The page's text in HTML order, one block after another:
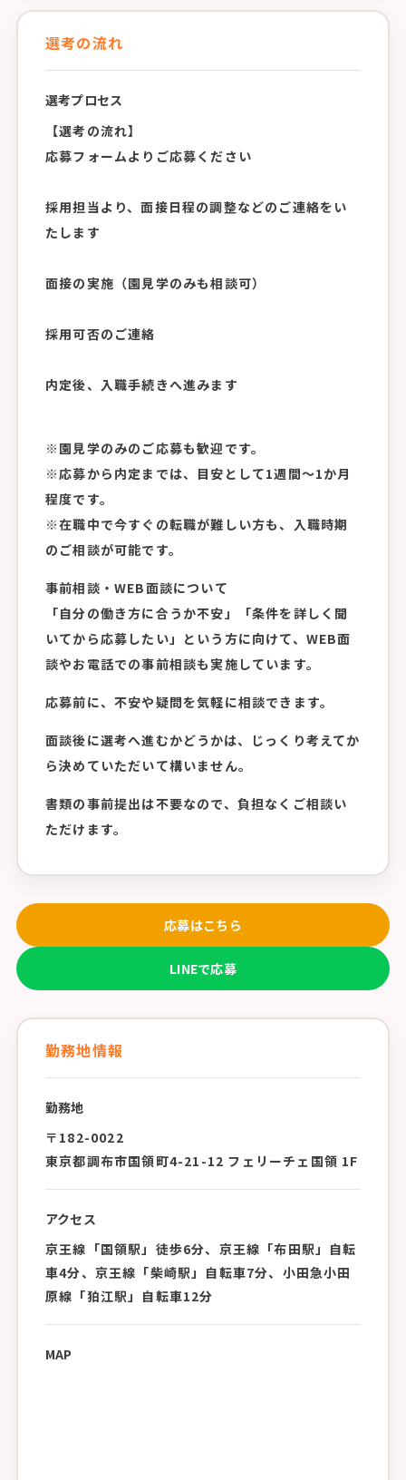
選考の流れ
選考プロセス
【選考の流れ】
応募フォームよりご応募ください
採用担当より、面接日程の調整などのご連絡をい
たします
面接の実施（園見学のみも相談可）
採用可否のご連絡
内定後、入職手続きへ進みます
※園見学のみのご応募も歓迎です。
※応募から内定までは、目安として1週間〜1か月
程度です。
※在職中で今すぐの転職が難しい方も、入職時期
のご相談が可能です。
事前相談・WEB面談について
「自分の働き方に合うか不安」「条件を詳しく聞
いてから応募したい」という方に向けて、WEB面
談やお電話での事前相談も実施しています。
応募前に、不安や疑問を気軽に相談できます。
面談後に選考へ進むかどうかは、じっくり考えてか
ら決めていただいて構いません。
書類の事前提出は不要なので、負担なくご相談い
ただけます。
応募はこちら
LINEで応募
勤務地情報
勤務地
〒182-0022
東京都調布市国領町4-21-12 フェリーチェ国領 1F
アクセス
京王線「国領駅」徒歩6分、京王線「布田駅」自転
車4分、京王線「柴崎駅」自転車7分、小田急小田
原線「狛江駅」自転車12分
MAP